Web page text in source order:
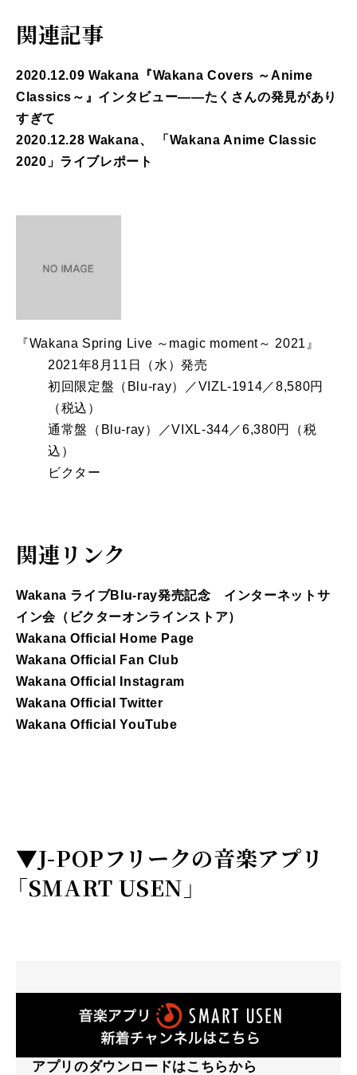
関連記事
2020.12.09 Wakana『Wakana Covers ～Anime
Classics～』インタビュー――たくさんの発見があり
すぎて
2020.12.28 Wakana、 「Wakana Anime Classic
2020」ライブレポート
『Wakana Spring Live ～magic moment～ 2021』
2021年8月11日（水）発売
初回限定盤（Blu-ray）／VIZL-1914／8,580円
（税込）
通常盤（Blu-ray）／VIXL-344／6,380円（税
込）
ビクター
関連リンク
Wakana ライブBlu-ray発売記念 インターネットサ
イン会（ビクターオンラインストア）
Wakana Official Home Page
Wakana Official Fan Club
Wakana Official Instagram
Wakana Official Twitter
Wakana Official YouTube
▼J-POPフリークの音楽アプリ
「SMART USEN」
アプリのダウンロードはこちらから